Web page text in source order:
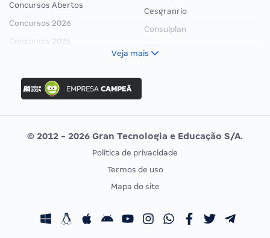
Concursos Abertos
Concursos 2026
Concursos 2025
Concurso Ibama
Concurso MPU
Editais publicados
Cesgranrio
Consulplan
Vunesp
CONCURSOS POR PROFISSÃO
Concursos Fiscais
EXAME DE ORDEM
Calendário OAB
Veja mais
© 2012 - 2026 Gran Tecnologia e Educação S/A.
Política de privacidade
Termos de uso
Mapa do site